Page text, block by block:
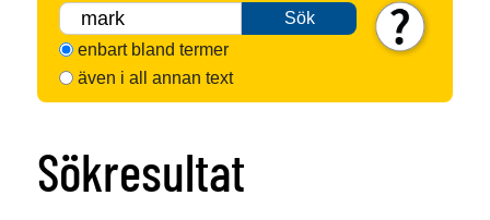
Sök
enbart bland termer
även i all annan text
Sökresultat